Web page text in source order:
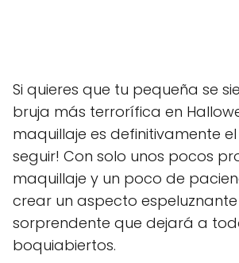
Si quieres que tu pequeña se
bruja más terrorífica en
maquillaje es definitivamente
seguir! Con solo unos pocos
maquillaje y un poco de
crear un aspecto
sorprendente que dejará a
boquiabiertos.